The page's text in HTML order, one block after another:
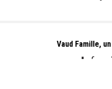
Vaud Famille,